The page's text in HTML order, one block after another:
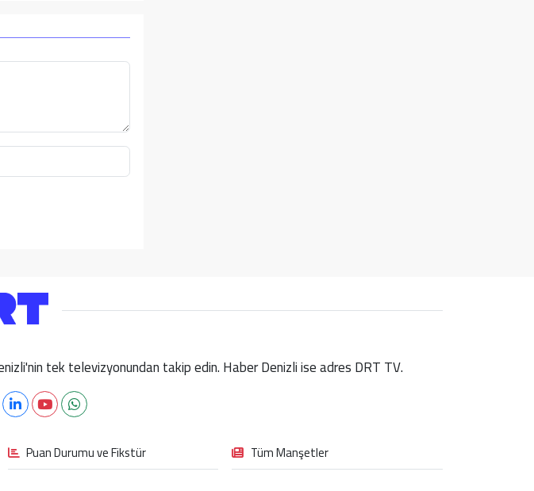
tek televizyonundan takip edin. Haber Denizli ise adres DRT TV.
Puan Durumu ve Fikstür
Tüm Manşetler